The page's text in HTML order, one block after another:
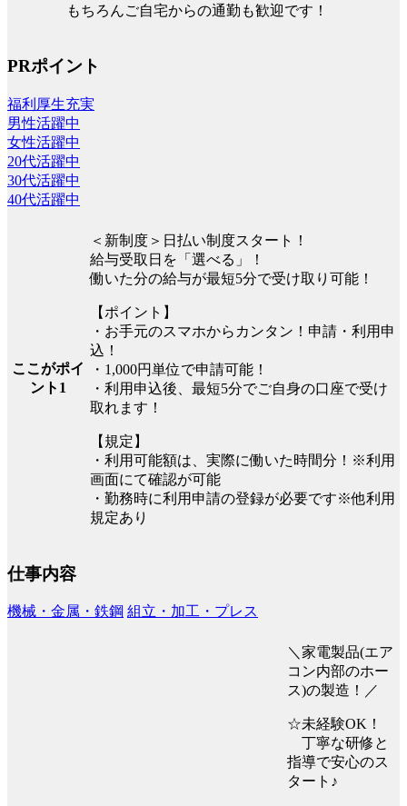
もちろんご自宅からの通勤も歓迎です！
PRポイント
福利厚生充実
男性活躍中
女性活躍中
20代活躍中
30代活躍中
40代活躍中
ここがポイ
ント1
＜新制度＞日払い制度スタート！
給与受取日を「選べる」！
働いた分の給与が最短5分で受け取り可能！
【ポイント】
・お手元のスマホからカンタン！申請・利用申
込！
・1,000円単位で申請可能！
・利用申込後、最短5分でご自身の口座で受け
取れます！
【規定】
・利用可能額は、実際に働いた時間分！※利用
画面にて確認が可能
・勤務時に利用申請の登録が必要です※他利用
規定あり
仕事内容
機械・金属・鉄鋼 組立・加工・プレス
＼家電製品(エア
コン内部のホー
ス)の製造！／
☆未経験OK！
丁寧な研修と
指導で安心のス
タート♪